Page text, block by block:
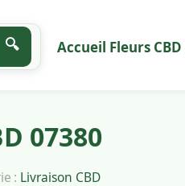
🔍 Accueil Fleurs CBD
07380
: Livraison CBD